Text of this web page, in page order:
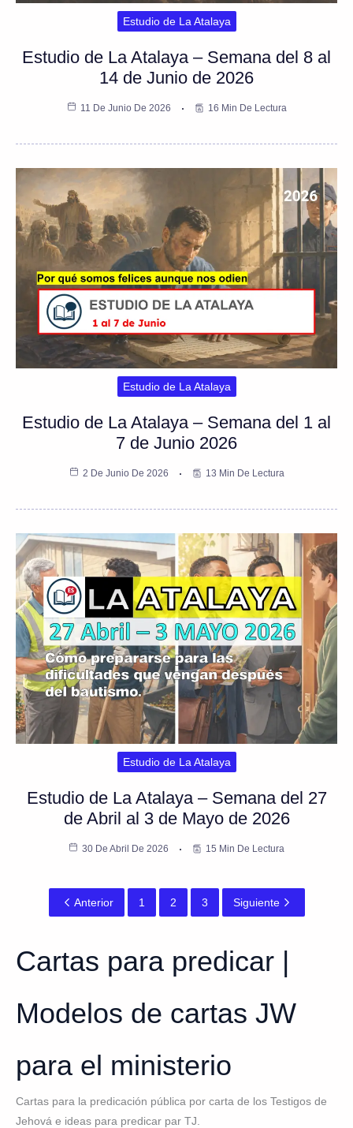
Estudio de La Atalaya
Estudio de La Atalaya – Semana del 8 al
14 de Junio de 2026
11 De Junio De 2026 16 Min De Lectura
Estudio de La Atalaya
Estudio de La Atalaya – Semana del 1 al
7 de Junio 2026
2 De Junio De 2026 13 Min De Lectura
Estudio de La Atalaya
Estudio de La Atalaya – Semana del 27
de Abril al 3 de Mayo de 2026
30 De Abril De 2026 15 Min De Lectura
Anterior 1 2 3 Siguiente
Cartas para predicar |
Modelos de cartas JW
para el ministerio
Cartas para la predicación pública por carta de los Testigos de
Jehová e ideas para predicar par TJ.